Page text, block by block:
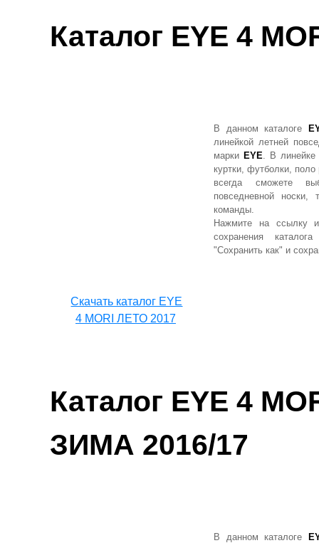
Каталог EYE 4
В данном каталоге
линейкой летней
марки EYE. В линейке
куртки, футболки,
всегда сможете
повседневной
команды.
Нажмите на ссылку
сохранения
"Сохранить как" и
Cкачать каталог EYE
4 MORI ЛЕТО 2017
Каталог EYE 4
ЗИМА 2016/17
В данном каталоге